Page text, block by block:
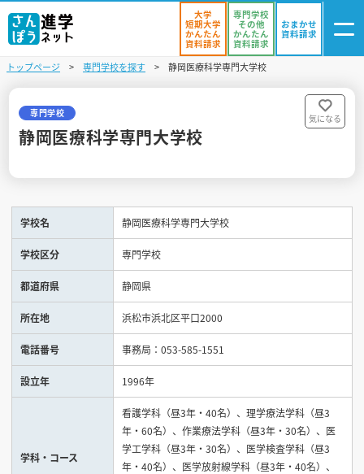
資料リスト
進学イベント
入試・受験入門
お役立ち情報
見学会WEB手引書
校内オンラインガイダンス
アンケートフォーム（学校用）
大学
短期大学
かんたん
資料請求
専門学校
その他
かんたん
資料請求
おまかせ
資料請求
トップページ 専門学校を探す 静岡医療科学専門大学校
専門学校
静岡医療科学専門大学校
気になる
学校名 静岡医療科学専門大学校
学校区分 専門学校
都道府県 静岡県
所在地 浜松市浜北区平口2000
電話番号 事務局：053-585-1551
設立年 1996年
学科・コース
看護学科（昼3年・40名）、理学療法学科（昼3
年・60名）、作業療法学科（昼3年・30名）、医
学工学科（昼3年・30名）、医学検査学科（昼3
年・40名）、医学放射線学科（昼3年・40名）、